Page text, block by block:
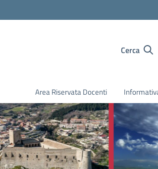
Cerca
Area Riservata Docenti